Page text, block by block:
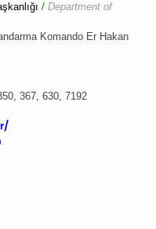
/ Department of
Komando Er Hakan
367, 630, 7192